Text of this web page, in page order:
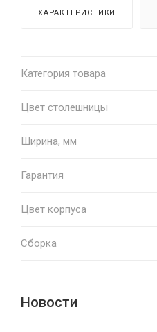
ХАРАКТЕРИСТИКИ
Категория товара
Цвет столешницы
Ширина, мм
Гарантия
Цвет корпуса
Сборка
Новости